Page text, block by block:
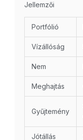
Jellemzői
Portfólió
Vízállóság
Nem
Meghajtás
Gyűjtemény
Jótállás